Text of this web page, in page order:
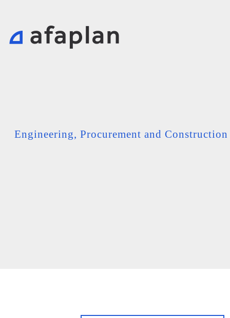
Engineering, Procurement and Construction